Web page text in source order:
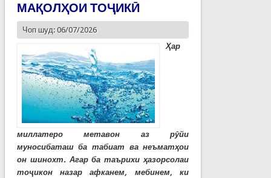
МАҚОЛҲОИ ТОҶИКӢ
Чоп шуд: 06/07/2026
Ҳар
миллатеро метавон аз рӯйи
муносибаташ ба табиат ва неъматҳои
он шинохт. Агар ба таърихи ҳазорсолаи
тоҷикон назар афканем, мебинем, ки